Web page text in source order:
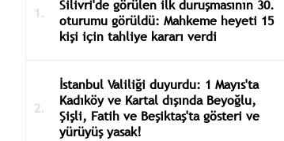
Silivri'de görülen ilk duruşmasının 30.
oturumu görüldü: Mahkeme heyeti 15
kişi için tahliye kararı verdi
İstanbul Valiliği duyurdu: 1 Mayıs'ta
Kadıköy ve Kartal dışında Beyoğlu,
Şişli, Fatih ve Beşiktaş'ta gösteri ve
yürüyüş yasak!